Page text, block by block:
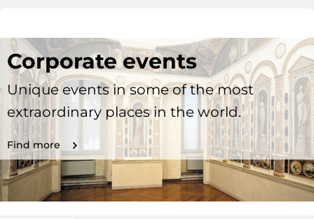
Corporate events
Unique events in some of the most
extraordinary places in the world.
Find more